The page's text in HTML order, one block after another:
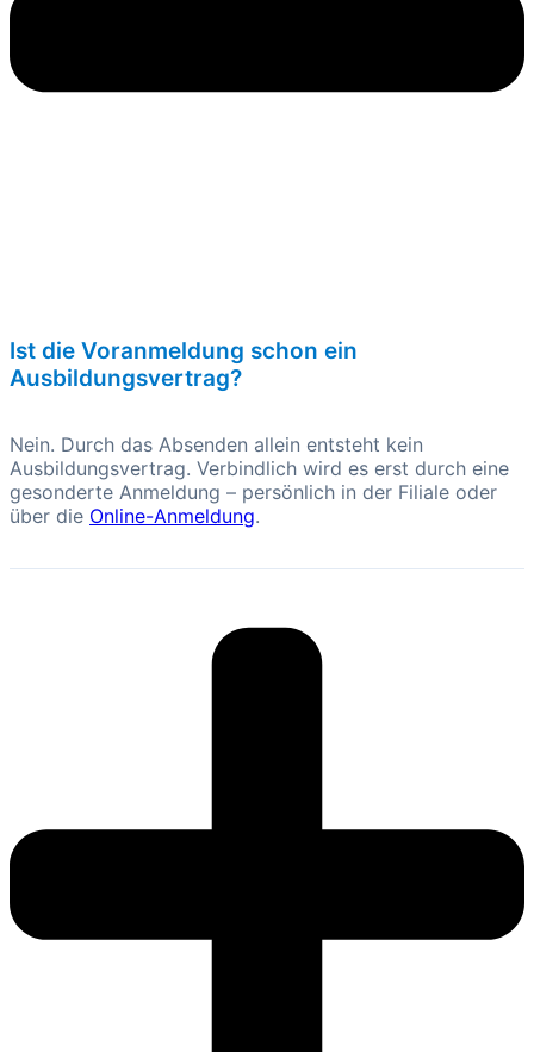
Ist die Voranmeldung schon ein
Ausbildungsvertrag?
Nein. Durch das Absenden allein entsteht kein
Ausbildungsvertrag. Verbindlich wird es erst durch eine
gesonderte Anmeldung – persönlich in der Filiale oder
über die Online-Anmeldung.